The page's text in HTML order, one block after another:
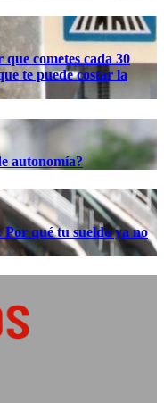
cometes cada 30
te puede costar la
autonomía?
Por qué tu sueldo ya no